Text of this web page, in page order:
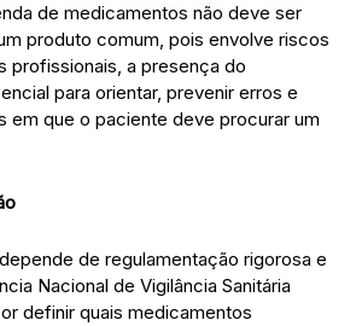
de medicamentos não deve ser
produto comum, pois envolve riscos
profissionais, a presença do
para orientar, prevenir erros e
em que o paciente deve procurar um
de regulamentação rigorosa e
Nacional de Vigilância Sanitária
definir quais medicamentos